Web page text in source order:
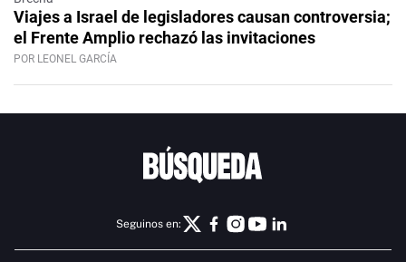
Viajes a Israel de legisladores causan controversia;
el Frente Amplio rechazó las invitaciones
POR LEONEL GARCÍA
Seguinos en: